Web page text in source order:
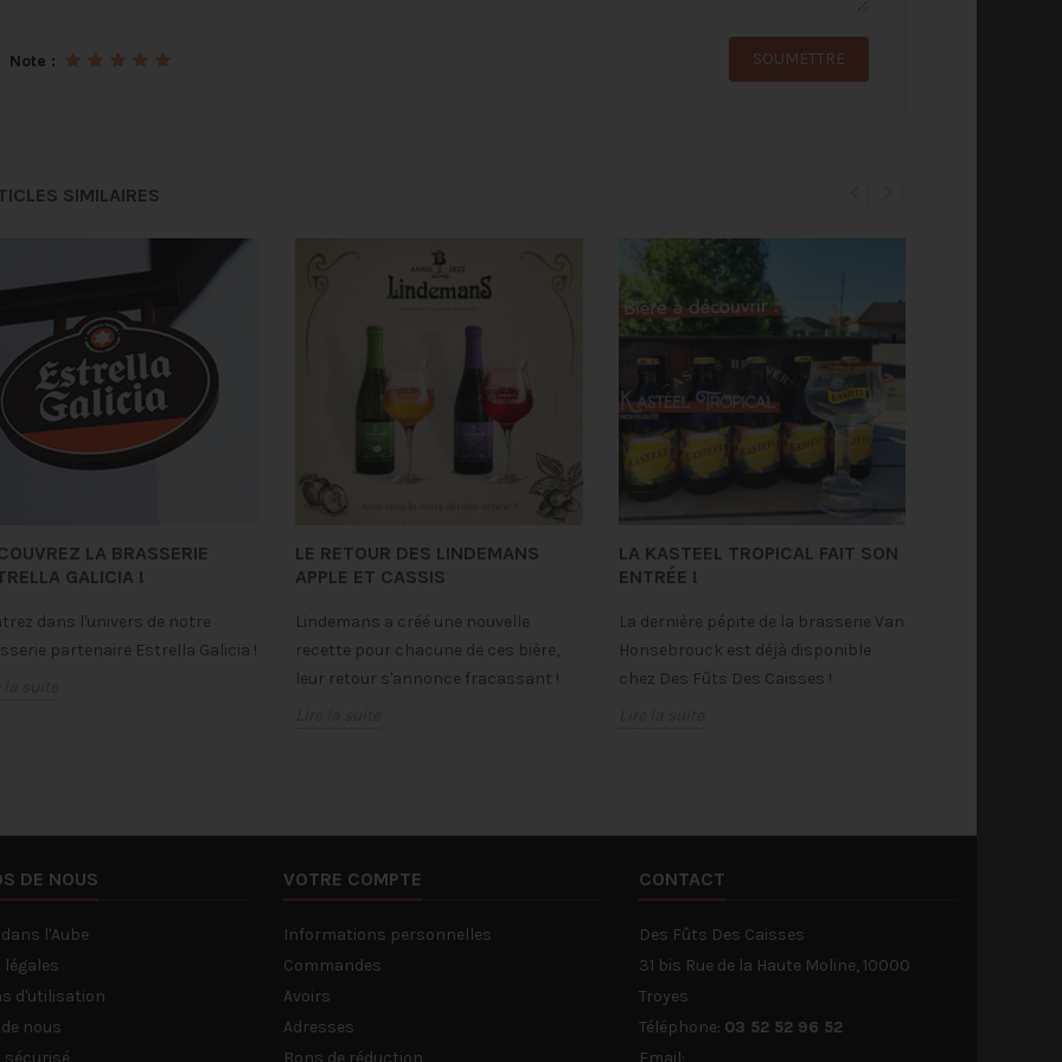
Note :
SIMILAIRES
LA BRASSERIE
GALICIA !
dans l'univers de notre
partenaire Estrella Galicia !
LE RETOUR DES LINDEMANS
APPLE ET CASSIS
Lindemans a créé une nouvelle
recette pour chacune de ces bière,
leur retour s'annonce fracassant !
LA KASTEEL TROPICAL FAIT SON
ENTRÉE !
La dernière pépite de la brasserie Van
Honsebrouck est déjà disponible
chez Des Fûts Des Caisses !
DE NOUS
l'Aube
d'utilisation
nous
sécurisé
VOTRE COMPTE
Informations personnelles
Commandes
Avoirs
Adresses
Bons de réduction
CONTACT
Des Fûts Des Caisses
31 bis Rue de la Haute Moline, 10000
Troyes
Téléphone: 03 52 52 96 52
Email: